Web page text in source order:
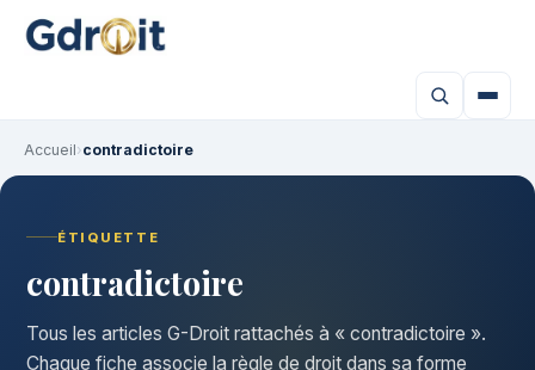
Accueil›contradictoire
ÉTIQUETTE
contradictoire
Tous les articles G-Droit rattachés à « contradictoire ».
Chaque fiche associe la règle de droit dans sa forme